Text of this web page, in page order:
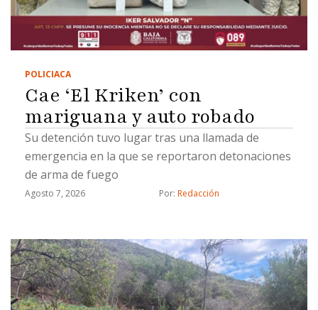
POLICIACA
Cae ‘El Kriken’ con
mariguana y auto robado
Su detención tuvo lugar tras una llamada de
emergencia en la que se reportaron detonaciones
de arma de fuego
Agosto 7, 2026 Por: Redacción